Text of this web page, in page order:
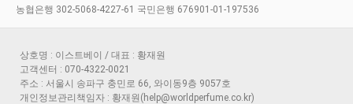
농협은행 302-5068-4227-61 국민은행 676901-01-197536
상호명 : 이스트베이 / 대표 : 황재원
고객센터 : 070-4322-0021
주소 : 서울시 송파구 충민로 66, 와이동9층 9057호
개인정보관리책임자 : 황재원(help@worldperfume.co.kr)